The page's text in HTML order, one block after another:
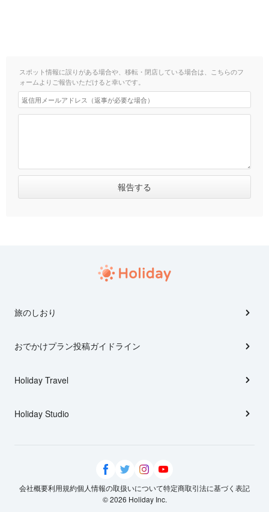
スポット情報に誤りがある場合や、移転・閉店している場合は、こちらのフ
ォームよりご報告いただけると幸いです。
旅のしおり
おでかけプラン投稿ガイドライン
Holiday Travel
Holiday Studio
会社概要利用規約個人情報の取扱いについて特定商取引法に基づく表記
© 2026 Holiday Inc.